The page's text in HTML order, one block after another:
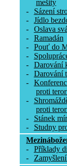
mešity
-
Sázení
-
Jídlo
-
Oslava
-
Ramadán
-
Pouť do
-
-
Darování
-
Darování
-
proti
-
proti
-
Stánek
-
Studny
-
Příklady
-